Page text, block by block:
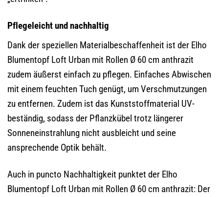
Pflegeleicht und nachhaltig
Dank der speziellen Materialbeschaffenheit ist der Elho
Blumentopf Loft Urban mit Rollen Ø 60 cm anthrazit
zudem äußerst einfach zu pflegen. Einfaches Abwischen
mit einem feuchten Tuch genügt, um Verschmutzungen
zu entfernen. Zudem ist das Kunststoffmaterial UV-
beständig, sodass der Pflanzkübel trotz längerer
Sonneneinstrahlung nicht ausbleicht und seine
ansprechende Optik behält.
Auch in puncto Nachhaltigkeit punktet der Elho
Blumentopf Loft Urban mit Rollen Ø 60 cm anthrazit: Der